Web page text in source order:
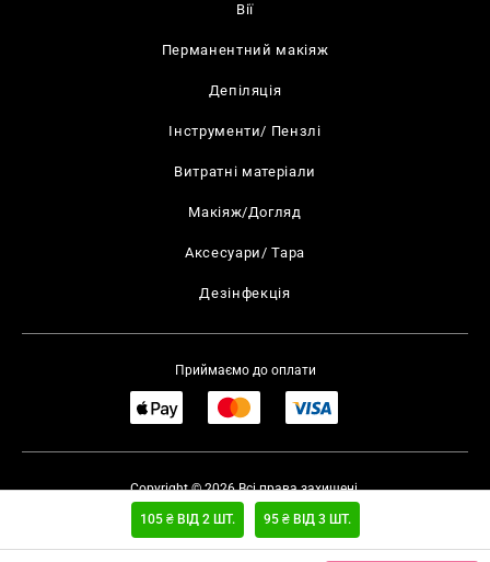
105 ₴ ВІД 2 ШТ. 95 ₴ ВІД 3 ШТ.
Вії
Перманентний макіяж
Депіляція
Інструменти/ Пензлі
Витратні матеріали
Макіяж/Догляд
Аксесуари/ Тара
Дезінфекція
Приймаємо до оплати
Copyright © 2026 Всі права захищені.
UKAD
Умови повернення